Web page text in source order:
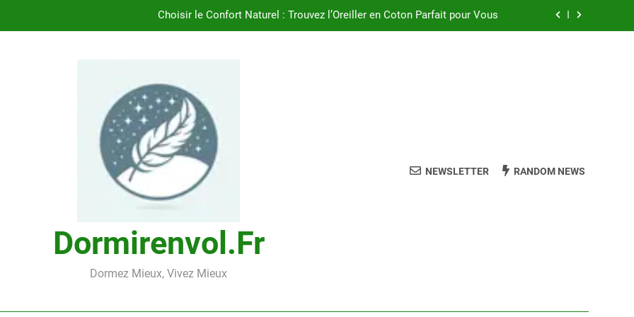
Choisir le Confort Naturel : Trouvez l’Oreiller en Coton Parfait pour Vous
Choisir le Confort Naturel : Trouvez l’Oreiller en Coton Parfait pour Vous
Découvrez le Confort Exceptionnel de l’Oreiller Dunlopillo à Mémoire de Forme
Trouvez le Confort Naturel avec l’Oreiller à Épeautre pour des Nuits Paisibles
Dormirenvol.fr
Dormez Mieux, Vivez Mieux
NEWSLETTER RANDOM NEWS